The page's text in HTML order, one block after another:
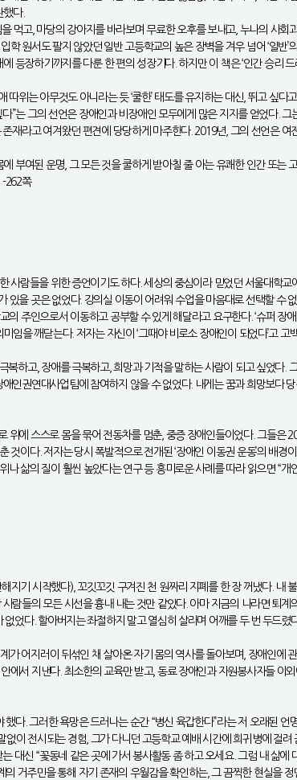
했다.
고, 마당의 강아지를 바라보며 무료한 오후를 보내고, 누나의 사
원서도 팔지 않았던 일반 고등학교의 높은 장벽을 겨우 넘어 ‘일반
등장하기까지를 다룬 한 편의 성장기다. 하지만 이 책은 ‘인간 승리
위는 아무것도 아니라는 듯 ‘쿨한’ 태도를 유지하는 대신, 뛰고 싶
는 그의 선언은 장애인과 비장애인 모두에게 많은 지지를 얻었다.
재라고 여겨왔던 편견에 당당하게 마주한다. 2019년, 그의 선언은 여
부여된 운명, 그 모든 것을 쿨하게 받아칠 줄 아는 유쾌한 인간 또
-262쪽
사람들을 위한 증언이기도 하다. 세상의 중심이라 믿었던 서울대
을 곳은 없었다. 강의실 이동이 어려워 수업을 마음대로 선택할 수
의 주인으로서 이동하고 공부할 수 있게 해달라고 요구한다. ‘슈퍼
임을 깨닫는다. 저자는 자신이 ‘그때야 비로소 장애인이 되었다’고 고
하고, 장애를 극복하고, 희망과 기적을 말하는 사람이 되고 싶었다.
인권연대사업팀에 참여하지 않을 수 없었다. 내게는 꿈과 희망보다
위에 스스로 몸을 묶어 전동차를 멈춘, 중증 장애인들이었다. 그들
이다. 저자는 당시 폭발적으로 전개된 ‘장애인 이동권 운동’의 배
삶의 질이 훨씬 높았다는 연구 등 흥미로운 사례를 따라 읽으면 “개
기 시작했다), 꼬깃꼬깃 구겨진 천 원짜리 지폐를 한 장 꺼냈다. 내
람들의 모든 시선을 흉내 내는 것만 같았다. 아마 지금의 나라면 퇴
었다. 할아버지는 좌절하지 말고 열심히 살라며 어깨를 두 번 두드렸
어지러이 뒤섞인 채 살아온 자기 몸의 역사를 돌아보며, 장애인에
서 지낸다. 최소한의 교육만 받고, 동료 장애인과 자원봉사자들 이
다. 그러한 욕망은 드러나는 순간 “병신 육갑한다”라는 저 오래된 언
이 전시되는 경험, 그가 다니던 고등학교 예배 시간에 희귀병에 걸
대신 “꽃동네 같은 곳에 가서 봉사활동 좀 하고 오세요. 그럼 내 삶
거주민을 통해 자기 존재의 우월감을 확인하는, 그 끔찍한 현실을 정